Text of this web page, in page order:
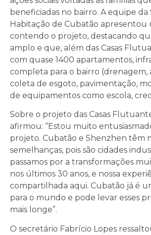
beneficiadas no bairro. A equipe da
Habitação de Cubatão apresentou
contendo o projeto, destacando
amplo e que, além das Casas
com quase 1400 apartamentos,
completa para o bairro (drenagem,
coleta de esgoto, pavimentação,
de equipamentos como escola,
Sobre o projeto das Casas
afirmou: “Estou muito
projeto. Cubatão e Shenzhen têm
semelhanças, pois são cidades
passamos por a transformações
nos últimos 30 anos, e nossa
compartilhada aqui. Cubatão já é
para o mundo e pode levar esses
mais longe”.
O secretário Fabrício Lopes